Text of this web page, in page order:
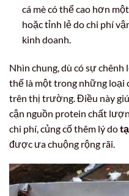
cá mè có thể cao hơn
hoặc tỉnh lẻ do chi phí
kinh doanh.
Nhìn chung, dù có sự chênh
thế là một trong những loại
trên thị trường. Điều này
cận nguồn protein chất
chi phí, củng cố thêm lý do
được ưa chuộng rộng rãi.